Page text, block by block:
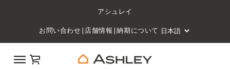
アシュレイ
お問い合わせ| 店舗情報 |納期について
カート